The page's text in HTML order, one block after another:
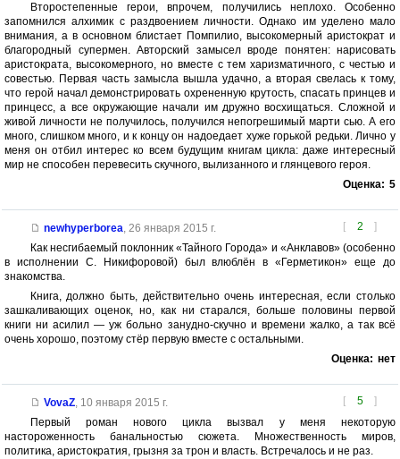
Второстепенные герои, впрочем, получились неплохо. Особенно
запомнился алхимик с раздвоением личности. Однако им уделено мало
внимания, а в основном блистает Помпилио, высокомерный аристократ и
благородный супермен. Авторский замысел вроде понятен: нарисовать
аристократа, высокомерного, но вместе с тем харизматичного, с честью и
совестью. Первая часть замысла вышла удачно, а вторая свелась к тому,
что герой начал демонстрировать охрененную крутость, спасать принцев и
принцесс, а все окружающие начали им дружно восхищаться. Сложной и
живой личности не получилось, получился непогрешимый марти сью. А его
много, слишком много, и к концу он надоедает хуже горькой редьки. Лично у
меня он отбил интерес ко всем будущим книгам цикла: даже интересный
мир не способен перевесить скучного, вылизанного и глянцевого героя.
Оценка: 5
[ 2 ]
newhyperborea, 26 января 2015 г.
Как несгибаемый поклонник «Тайного Города» и «Анклавов» (особенно
в исполнении С. Никифоровой) был влюблён в «Герметикон» еще до
знакомства.
Книга, должно быть, действительно очень интересная, если столько
зашкаливающих оценок, но, как ни старался, больше половины первой
книги ни асилил — уж больно занудно-скучно и времени жалко, а так всё
очень хорошо, поэтому стёр первую вместе с остальными.
Оценка: нет
[ 5 ]
VovaZ, 10 января 2015 г.
Первый роман нового цикла вызвал у меня некоторую
настороженность банальностью сюжета. Множественность миров,
политика, аристократия, грызня за трон и власть. Встречалось и не раз.